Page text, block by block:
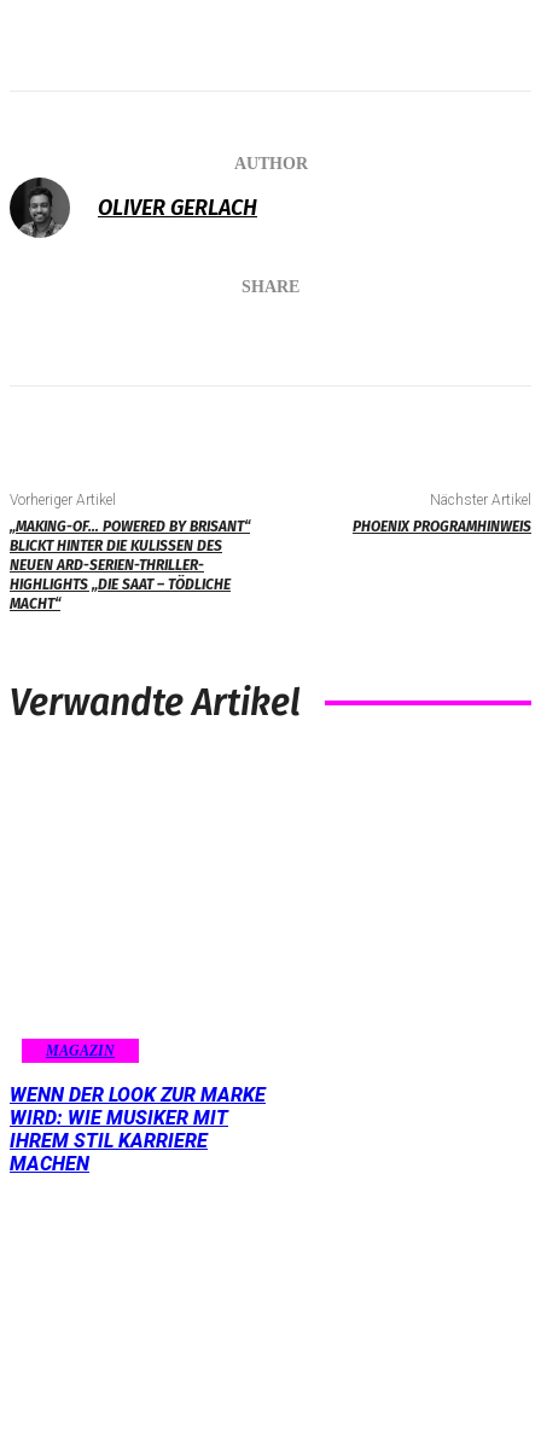
AUTHOR
OLIVER GERLACH
SHARE
Vorheriger Artikel
„MAKING-OF… POWERED BY BRISANT“
BLICKT HINTER DIE KULISSEN DES
NEUEN ARD-SERIEN-THRILLER-
HIGHLIGHTS „DIE SAAT – TÖDLICHE
MACHT“
Nächster Artikel
PHOENIX PROGRAMHINWEIS
Verwandte Artikel
MAGAZIN
WENN DER LOOK ZUR MARKE
WIRD: WIE MUSIKER MIT
IHREM STIL KARRIERE
MACHEN